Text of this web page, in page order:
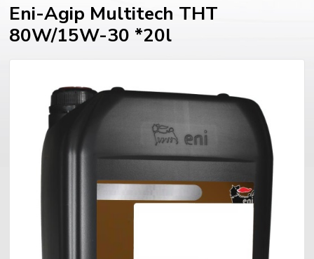
Eni-Agip Multitech THT
80W/15W-30 *20l